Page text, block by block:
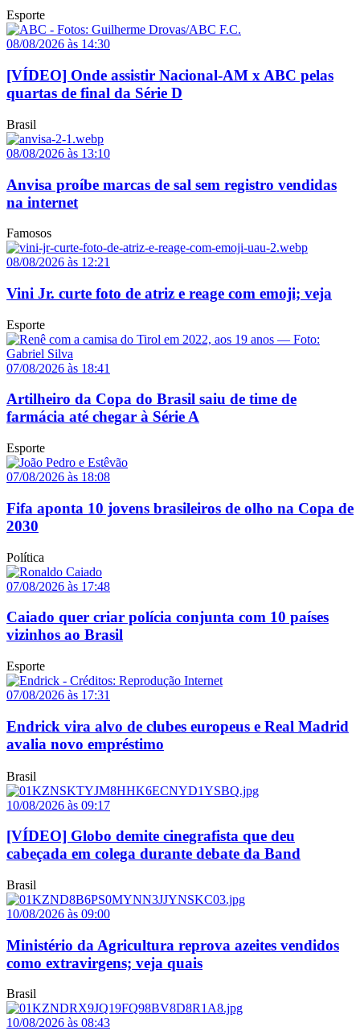
Esporte
08/08/2026 às 14:30
[VÍDEO] Onde assistir Nacional-AM x ABC pelas
quartas de final da Série D
Brasil
08/08/2026 às 13:10
Anvisa proíbe marcas de sal sem registro vendidas
na internet
Famosos
08/08/2026 às 12:21
Vini Jr. curte foto de atriz e reage com emoji; veja
Esporte
07/08/2026 às 18:41
Artilheiro da Copa do Brasil saiu de time de
farmácia até chegar à Série A
Esporte
07/08/2026 às 18:08
Fifa aponta 10 jovens brasileiros de olho na Copa de
2030
Política
07/08/2026 às 17:48
Caiado quer criar polícia conjunta com 10 países
vizinhos ao Brasil
Esporte
07/08/2026 às 17:31
Endrick vira alvo de clubes europeus e Real Madrid
avalia novo empréstimo
Brasil
10/08/2026 às 09:17
[VÍDEO] Globo demite cinegrafista que deu
cabeçada em colega durante debate da Band
Brasil
10/08/2026 às 09:00
Ministério da Agricultura reprova azeites vendidos
como extravirgens; veja quais
Brasil
10/08/2026 às 08:43